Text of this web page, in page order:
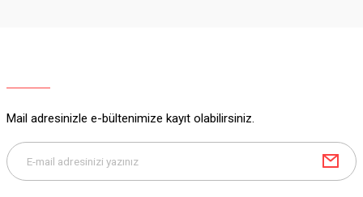
Bu ürüne benzer farklı alternatifler olmalı.
Mail adresinizle e-bültenimize kayıt olabilirsiniz.